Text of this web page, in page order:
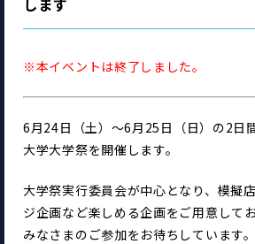
します
※本イベントは終了しました。
6月24日（土）～6月25日（日）の2日
大学大学祭を開催します。
大学祭実行委員会が中心となり、模擬
ジ企画など楽しめる企画をご用意して
みなさまのご参加をお待ちしています。